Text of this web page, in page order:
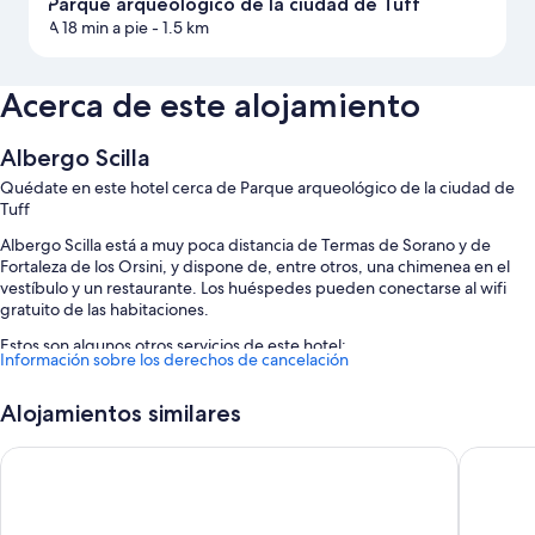
Parque arqueológico de la ciudad de Tuff
A 18 min a pie- 1.5 km
Acerca de este alojamiento
Albergo Scilla
Quédate en este hotel cerca de Parque arqueológico de la ciudad de
Tuff
Albergo Scilla está a muy poca distancia de Termas de Sorano y de
Fortaleza de los Orsini, y dispone de, entre otros, una chimenea en el
vestíbulo y un restaurante. Los huéspedes pueden conectarse al wifi
gratuito de las habitaciones.
Estos son algunos otros servicios de este hotel:
Un salón de eventos, servicio de lavandería y personal multilingüe
Espacios sin humos
Información sobre los derechos de cancelación
Alojamientos similares
Hotel della Fortezza